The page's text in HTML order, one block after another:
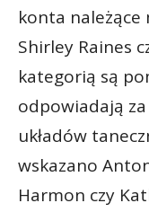
konta należące
Shirley Raines
kategorią są
odpowiadają
układów
wskazano
Harmon czy